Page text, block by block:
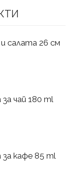
салата 26 см
чай 180 ml
кафе 85 ml